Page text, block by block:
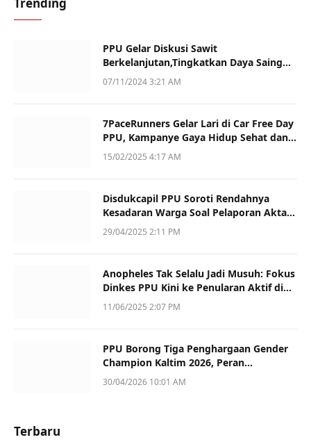
PPU Gelar Diskusi Sawit
Berkelanjutan,Tingkatkan Daya Saing
dan Kualitas
07/11/2024 3:21 AM
7PaceRunners Gelar Lari di Car Free Day
PPU, Kampanye Gaya Hidup Sehat dan
Dukung UMKM
15/02/2025 4:17 AM
Disdukcapil PPU Soroti Rendahnya
Kesadaran Warga Soal Pelaporan Akta
Kematian
29/04/2025 2:11 PM
Anopheles Tak Selalu Jadi Musuh: Fokus
Dinkes PPU Kini ke Penularan Aktif di
Sotek
11/06/2025 2:07 PM
PPU Borong Tiga Penghargaan Gender
Champion Kaltim 2026, Peran
Perempuan Jadi Sorotan
30/04/2026 10:01 AM
Terbaru